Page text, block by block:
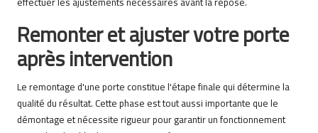
Remonter et ajuster votre porte
après intervention
Le remontage d'une porte constitue l'étape finale qui détermine la
qualité du résultat. Cette phase est tout aussi importante que le
démontage et nécessite rigueur pour garantir un fonctionnement